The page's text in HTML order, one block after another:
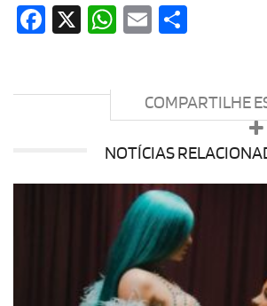
Facebook
X WhatsApp
Email
COMPARTILHE
NOTÍCIAS